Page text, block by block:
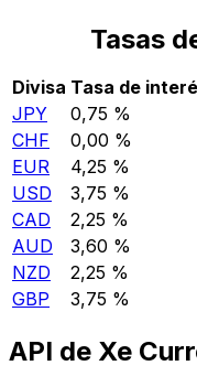
Tasas
Divisa Tasa de
JPY
0,75 %
CHF
0,00 %
EUR
4,25 %
USD
3,75 %
CAD
2,25 %
AUD
3,60 %
NZD
2,25 %
GBP
3,75 %
API de Xe